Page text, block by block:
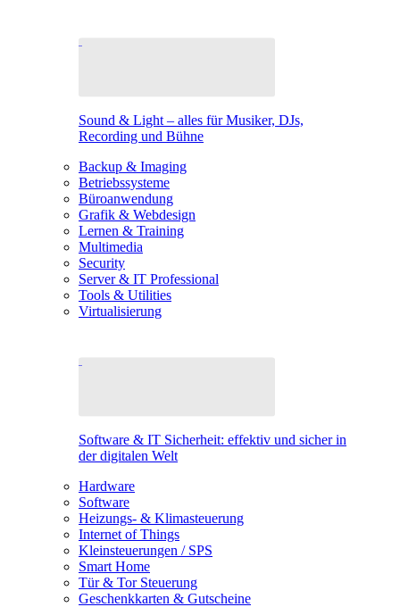
Sound & Light – alles für Musiker, DJs,
Recording und Bühne
Backup & Imaging
Betriebssysteme
Büroanwendung
Grafik & Webdesign
Lernen & Training
Multimedia
Security
Server & IT Professional
Tools & Utilities
Virtualisierung
Software & IT Sicherheit: effektiv und sicher in
der digitalen Welt
Hardware
Software
Heizungs- & Klimasteuerung
Internet of Things
Kleinsteuerungen / SPS
Smart Home
Tür & Tor Steuerung
Geschenkkarten & Gutscheine